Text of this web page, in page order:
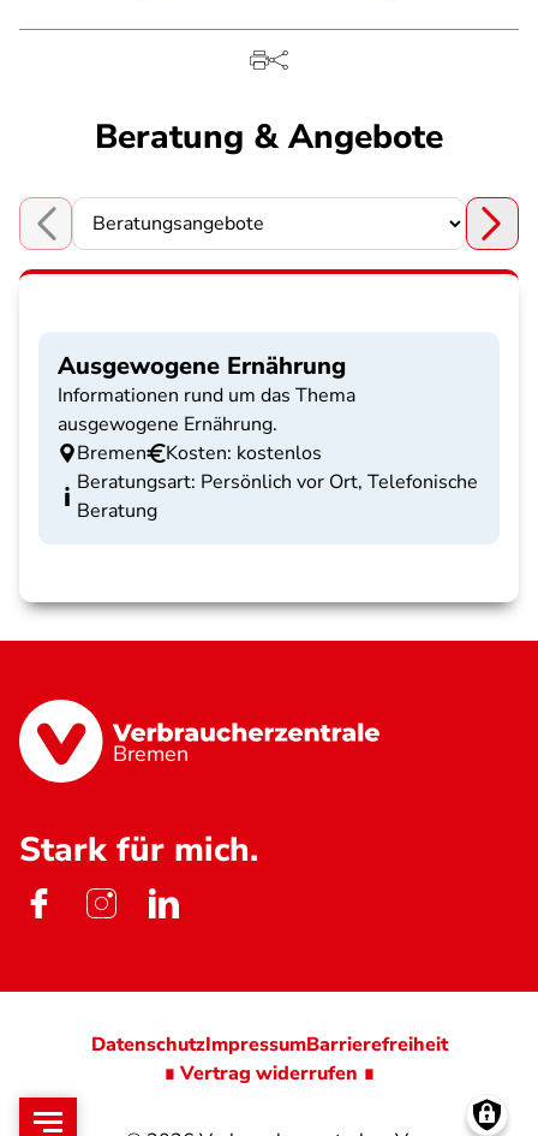
Beratung & Angebote
Choose a section
Ausgewogene Ernährung
Informationen rund um das Thema
ausgewogene Ernährung.
Bremen
Kosten: kostenlos
Beratungsart: Persönlich vor Ort, Telefonische
Beratung
Bremen
Stark für mich.
DatenschutzImpressumBarrierefreiheit
∎ Vertrag widerrufen ∎